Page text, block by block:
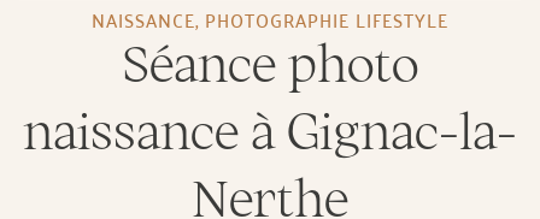
NAISSANCE, PHOTOGRAPHIE LIFESTYLE
Séance photo
naissance à Gignac-la-
Nerthe